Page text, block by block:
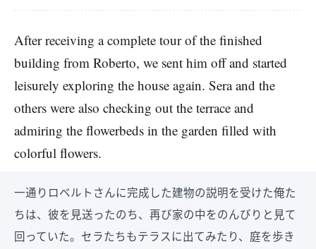
After receiving a complete tour of the finished
building from Roberto, we sent him off and started
leisurely exploring the house again. Sera and the
others were also checking out the terrace and
admiring the flowerbeds in the garden filled with
colorful flowers.
一通りロベルトさんに完成した建物の説明を受けた俺た
ちは、彼を見送ったのち、再び家の中をのんびりと見て
回っていた。セラたちもテラスに出てみたり、庭を歩き